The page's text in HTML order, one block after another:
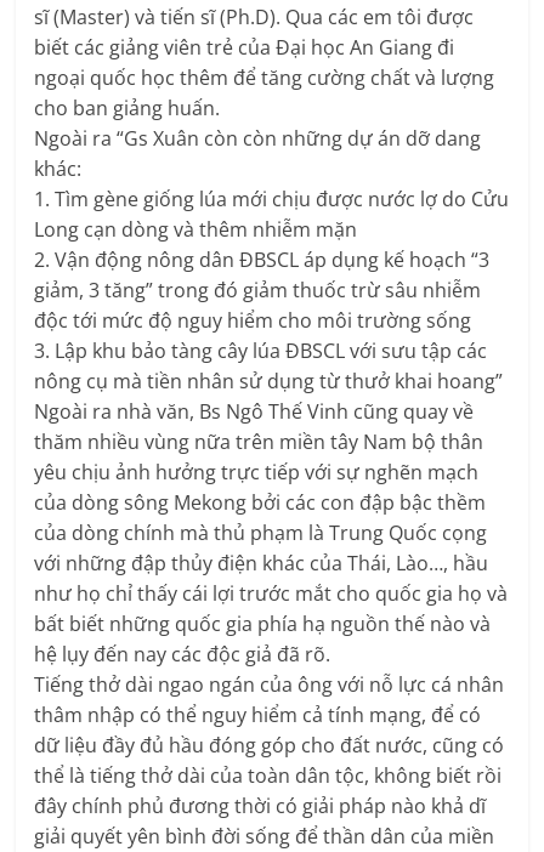
sĩ (Master) và tiến sĩ (Ph.D). Qua các em tôi được
biết các giảng viên trẻ của Đại học An Giang đi
ngoại quốc học thêm để tăng cường chất và lượng
cho ban giảng huấn.
Ngoài ra “Gs Xuân còn còn những dự án dỡ dang
khác:
1. Tìm gène giống lúa mới chịu được nước lợ do Cửu
Long cạn dòng và thêm nhiễm mặn
2. Vận động nông dân ĐBSCL áp dụng kế hoạch “3
giảm, 3 tăng” trong đó giảm thuốc trừ sâu nhiễm
độc tới mức độ nguy hiểm cho môi trường sống
3. Lập khu bảo tàng cây lúa ĐBSCL với sưu tập các
nông cụ mà tiền nhân sử dụng từ thưở khai hoang”
Ngoài ra nhà văn, Bs Ngô Thế Vinh cũng quay về
thăm nhiều vùng nữa trên miền tây Nam bộ thân
yêu chịu ảnh hưởng trực tiếp với sự nghẽn mạch
của dòng sông Mekong bởi các con đập bậc thềm
của dòng chính mà thủ phạm là Trung Quốc cọng
với những đập thủy điện khác của Thái, Lào…, hầu
như họ chỉ thấy cái lợi trước mắt cho quốc gia họ và
bất biết những quốc gia phía hạ nguồn thế nào và
hệ lụy đến nay các độc giả đã rõ.
Tiếng thở dài ngao ngán của ông với nỗ lực cá nhân
thâm nhập có thể nguy hiểm cả tính mạng, để có
dữ liệu đầy đủ hầu đóng góp cho đất nước, cũng có
thể là tiếng thở dài của toàn dân tộc, không biết rồi
đây chính phủ đương thời có giải pháp nào khả dĩ
giải quyết yên bình đời sống để thần dân của miền